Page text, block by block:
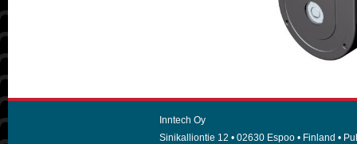
Inntech Oy
Sinikalliontie 12 • 02630 Espoo • Finland •